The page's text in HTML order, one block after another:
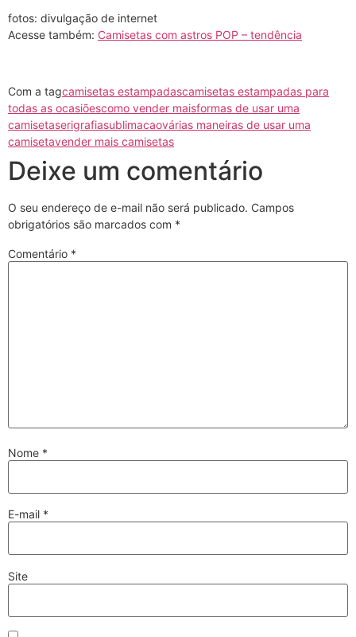
fotos: divulgação de internet
Acesse também: Camisetas com astros POP – tendência
Com a tagcamisetas estampadascamisetas estampadas para
todas as ocasiõescomo vender maisformas de usar uma
camisetaserigrafiasublimacaovárias maneiras de usar uma
camisetavender mais camisetas
Deixe um comentário
O seu endereço de e-mail não será publicado. Campos
obrigatórios são marcados com *
Comentário *
Nome *
E-mail *
Site